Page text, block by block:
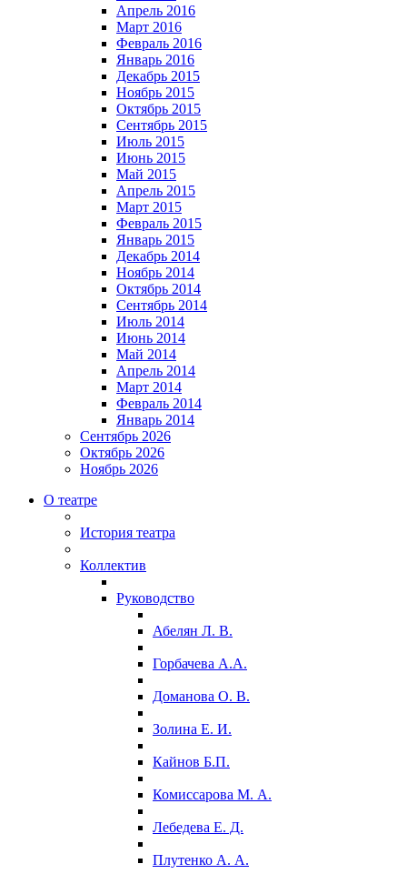
Апрель 2016
Март 2016
Февраль 2016
Январь 2016
Декабрь 2015
Ноябрь 2015
Октябрь 2015
Сентябрь 2015
Июль 2015
Июнь 2015
Май 2015
Апрель 2015
Март 2015
Февраль 2015
Январь 2015
Декабрь 2014
Ноябрь 2014
Октябрь 2014
Сентябрь 2014
Июль 2014
Июнь 2014
Май 2014
Апрель 2014
Март 2014
Февраль 2014
Январь 2014
Сентябрь 2026
Октябрь 2026
Ноябрь 2026
О театре
История театра
Коллектив
Руководство
Абелян Л. В.
Горбачева А.А.
Доманова О. В.
Золина Е. И.
Кайнов Б.П.
Комиссарова М. А.
Лебедева Е. Д.
Плутенко А. А.